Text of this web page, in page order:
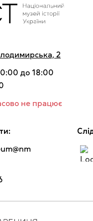
2
до 18:00
не працює